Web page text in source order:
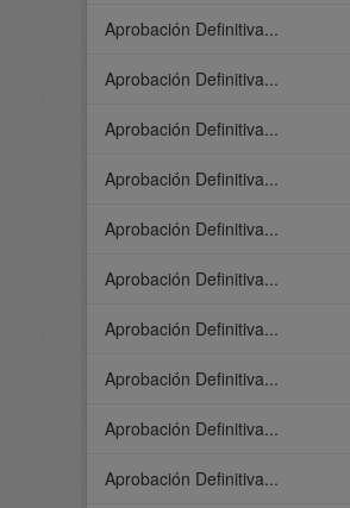
Aprobación Definitiva...
Aprobación Definitiva...
Aprobación Definitiva...
Aprobación Definitiva...
Aprobación Definitiva...
Aprobación Definitiva...
Aprobación Definitiva...
Aprobación Definitiva...
Aprobación Definitiva...
Aprobación Definitiva...